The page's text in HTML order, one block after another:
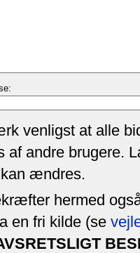
venligst at alle
af andre brugere.
ændres.
hermed
en fri kilde (se